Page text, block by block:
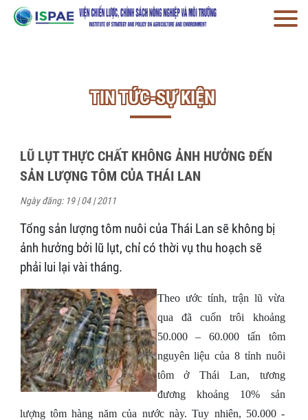
TIN TỨC-SỰ KIỆN
LŨ LỤT THỰC CHẤT KHÔNG ẢNH HƯỞNG ĐẾN
SẢN LƯỢNG TÔM CỦA THÁI LAN
Ngày đăng: 19 | 04 | 2011
Tổng sản lượng tôm nuôi của Thái Lan sẽ không bị
ảnh hưởng bởi lũ lụt, chỉ có thời vụ thu hoạch sẽ
phải lui lại vài tháng.
Theo ước tính, trận lũ vừa
qua đã cuốn trôi khoảng
50.000 – 60.000 tấn tôm
nguyên liệu của 8 tỉnh nuôi
tôm ở Thái Lan, tương
đương khoảng 10% sản
lượng tôm hàng năm của nước này. Tuy nhiên, 50.000 -